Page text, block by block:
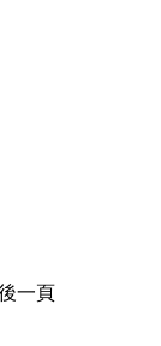
一頁